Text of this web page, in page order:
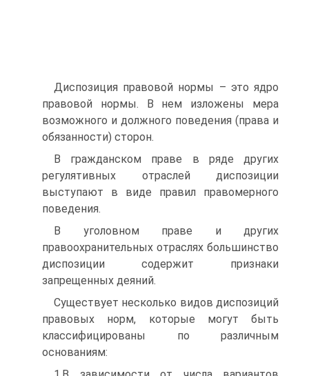
Диспозиция правовой нормы – это ядро
правовой нормы. В нем изложены мера
возможного и должного поведения (права и
обязанности) сторон.
В гражданском праве в ряде других
регулятивных отраслей диспозиции
выступают в виде правил правомерного
поведения.
В уголовном праве и других
правоохранительных отраслях большинство
диспозиции содержит признаки
запрещенных деяний.
Существует несколько видов диспозиций
правовых норм, которые могут быть
классифицированы по различным
основаниям: